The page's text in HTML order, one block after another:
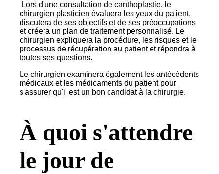
Lors d'une consultation de canthoplastie, le
chirurgien plasticien évaluera les yeux du patient,
discutera de ses objectifs et de ses préoccupations
et créera un plan de traitement personnalisé. Le
chirurgien expliquera la procédure, les risques et le
processus de récupération au patient et répondra à
toutes ses questions.
Le chirurgien examinera également les antécédents
médicaux et les médicaments du patient pour
s'assurer qu'il est un bon candidat à la chirurgie.
À quoi s'attendre
le jour de